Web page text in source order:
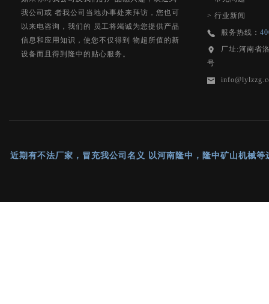
我公司或 者我公司当地办事处来拜访，您也可
以来电咨询，我们的 员工将竭诚为您提供产品
信息和应用知识，使您不仅得到 物超所值的新
设备而且得到隆中的贴心服务。
> 行业新闻
服务热线：
厂址:河南省
号
近期有不法厂家，冒充我公司名义 以河南隆中，隆中矿山机械